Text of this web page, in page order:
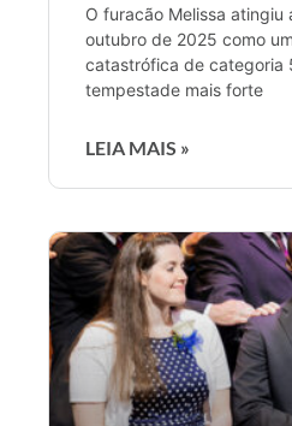
O furacão Melissa atingiu
outubro de 2025 como
catastrófica de categoria
tempestade mais forte
LEIA MAIS »